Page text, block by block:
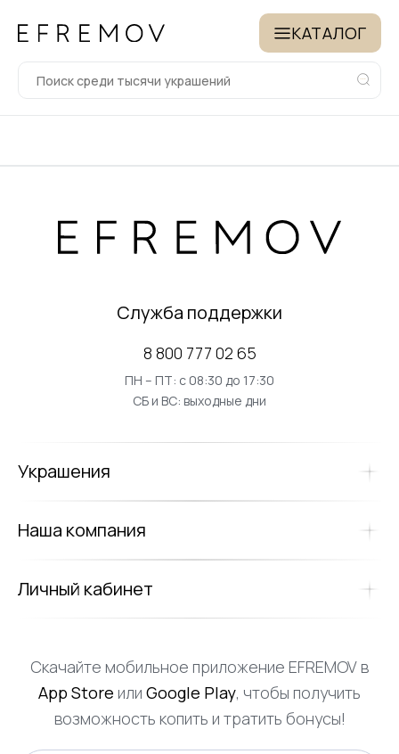
КАТАЛОГ
Служба поддержки
8 800 777 02 65
ПН – ПТ: с 08:30 до 17:30
СБ и ВС: выходные дни
Украшения
Наша компания
Личный кабинет
Скачайте мобильное приложение EFREMOV в
App Store или Google Play, чтобы получить
возможность копить и тратить бонусы!